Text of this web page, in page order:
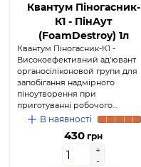
Квантум Піногасник-
К1 - ПінАут
(FoamDestroy) 1л
Квантум Піногасник-К1 -
Високоефективний ад'ювант
органосіліконовой групи для
запобігання надмірного
піноутворення при
приготуванні робочого...
В наявності
430 грн
+
-
+
-